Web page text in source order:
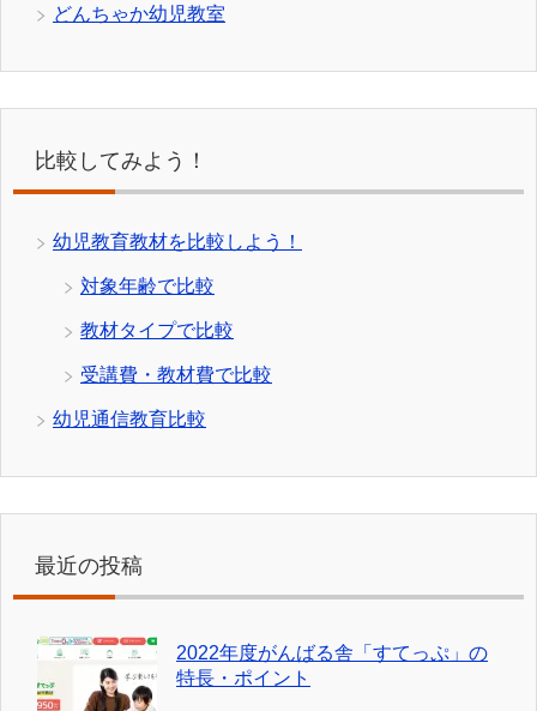
どんちゃか幼児教室
比較してみよう！
幼児教育教材を比較しよう！
対象年齢で比較
教材タイプで比較
受講費・教材費で比較
幼児通信教育比較
最近の投稿
2022年度がんばる舎「すてっぷ」の
特長・ポイント